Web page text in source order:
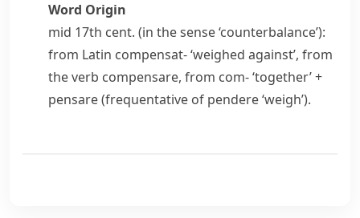
Word Origin
mid 17th cent. (in the sense ‘counterbalance’):
from Latin compensat-‘weighed against’, from
the verb compensare, from com-‘together’ +
pensare(frequentative of pendere‘weigh’).